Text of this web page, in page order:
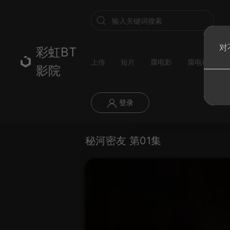
彩虹BT
影院
上传 短片 腐电影 腐电视剧
登录
秘河密友 第01集
对